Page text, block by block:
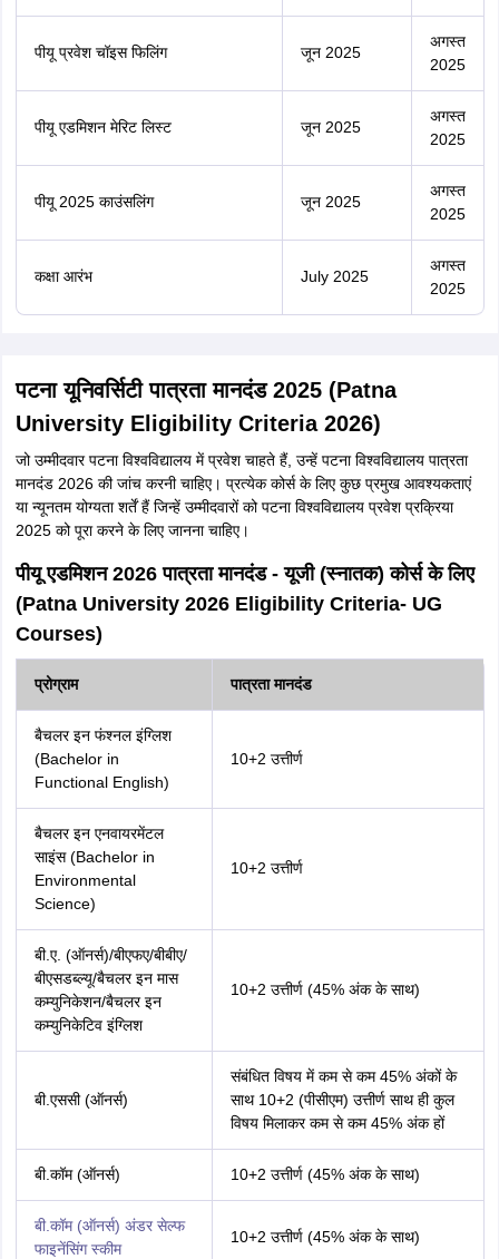
पीयू प्रवेश चॉइस फिलिंग जून 2025
अगस्त
2025
पीयू एडमिशन मेरिट लिस्ट जून 2025
अगस्त
2025
पीयू 2025 काउंसलिंग जून 2025
अगस्त
2025
कक्षा आरंभ July 2025
अगस्त
2025
पटना यूनिवर्सिटी पात्रता मानदंड 2025 (Patna
University Eligibility Criteria 2026)
जो उम्मीदवार पटना विश्वविद्यालय में प्रवेश चाहते हैं, उन्हें पटना विश्वविद्यालय पात्रता
मानदंड 2026 की जांच करनी चाहिए। प्रत्येक कोर्स के लिए कुछ प्रमुख आवश्यकताएं
या न्यूनतम योग्यता शर्तें हैं जिन्हें उम्मीदवारों को पटना विश्वविद्यालय प्रवेश प्रक्रिया
2025 को पूरा करने के लिए जानना चाहिए।
पीयू एडमिशन 2026 पात्रता मानदंड - यूजी (स्नातक) कोर्स के लिए
(Patna University 2026 Eligibility Criteria- UG
Courses)
प्रोग्राम पात्रता मानदंड
बैचलर इन फंश्नल इंग्लिश
(Bachelor in
Functional English)
10+2 उत्तीर्ण
बैचलर इन एनवायरमेंटल
साइंस (Bachelor in
Environmental
Science)
10+2 उत्तीर्ण
बी.ए. (ऑनर्स)/बीएफए/बीबीए/
बीएसडब्ल्यू/बैचलर इन मास
कम्युनिकेशन/बैचलर इन
कम्युनिकेटिव इंग्लिश
10+2 उत्तीर्ण (45% अंक के साथ)
बी.एससी (ऑनर्स)
संबंधित विषय में कम से कम 45% अंकों के
साथ 10+2 (पीसीएम) उत्तीर्ण साथ ही कुल
विषय मिलाकर कम से कम 45% अंक हों
बी.कॉम (ऑनर्स) 10+2 उत्तीर्ण (45% अंक के साथ)
बी.कॉम (ऑनर्स) अंडर सेल्फ
फाइनेंसिंग स्कीम
10+2 उत्तीर्ण (45% अंक के साथ)